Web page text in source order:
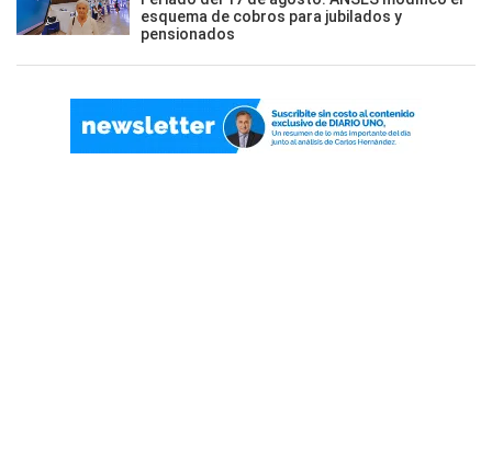
esquema de cobros para jubilados y
pensionados